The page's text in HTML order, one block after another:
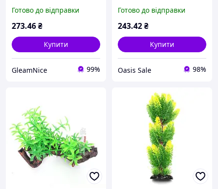
Готово до відправки
273.46₴
Купити
GleamNice 99%
Готово до відправки
243.42₴
Купити
Oasis Sale 98%